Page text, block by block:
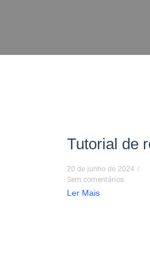
Tutorial de
20 de junho de 2024 /
Sem comentários
Ler Mais